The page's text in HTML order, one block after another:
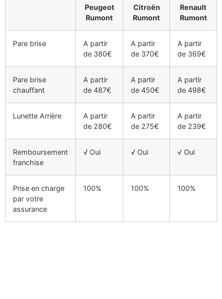
Peugeot
Rumont
Citroën
Rumont
Renault
Rumont
Pare brise
A partir
de 380€
A partir
de 370€
A partir
de 369€
Pare brise
chauffant
A partir
de 487€
A partir
de 450€
A partir
de 498€
Lunette Arrière
A partir
de 280€
A partir
de 275€
A partir
de 239€
Remboursement
franchise
√ Oui √ Oui √ Oui
Prise en charge
par votre
assurance
100% 100% 100%